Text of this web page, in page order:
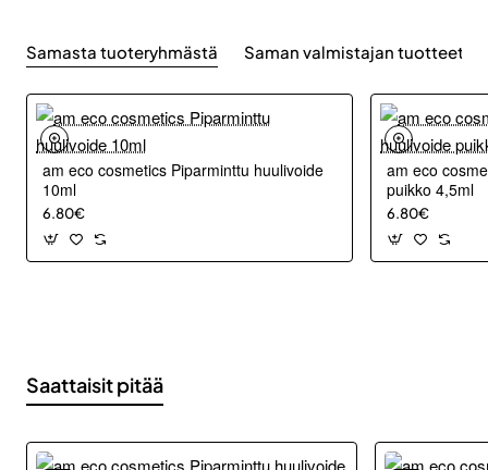
Samasta tuoteryhmästä Saman valmistajan tuotteet
am eco cosmetics Piparminttu huulivoide
10ml
6.80€
am eco
puikko 4,5ml
6.80€
Saattaisit pitää